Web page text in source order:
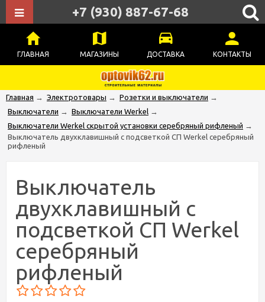
ГЛАВНАЯ МАГАЗИНЫ ДОСТАВКА КОНТАКТЫ
+7 (930) 887-67-68
Главная → Электротовары → Розетки и выключатели →
Выключатели → Выключатели Werkel →
Выключатели Werkel скрытой установки серебряный рифленый →
Выключатель двухклавишный с подсветкой СП Werkel серебряный
рифленый
Выключатель
двухклавишный с
подсветкой СП Werkel
серебряный
рифленый